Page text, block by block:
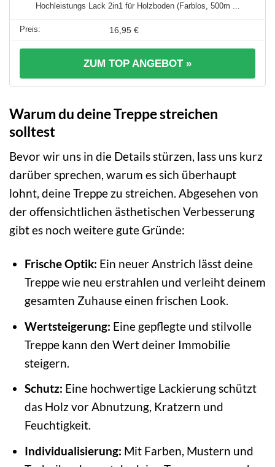
Hochleistungs Lack 2in1 für Holzboden (Farblos, 500m ...
16,95 €
ZUM TOP ANGEBOT »
Warum du deine Treppe streichen
solltest
Bevor wir uns in die Details stürzen, lass uns kurz
darüber sprechen, warum es sich überhaupt
lohnt, deine Treppe zu streichen. Abgesehen von
der offensichtlichen ästhetischen Verbesserung
gibt es noch weitere gute Gründe:
Frische Optik: Ein neuer Anstrich lässt deine
Treppe wie neu erstrahlen und verleiht deinem
gesamten Zuhause einen frischen Look.
Wertsteigerung: Eine gepflegte und stilvolle
Treppe kann den Wert deiner Immobilie
steigern.
Schutz: Eine hochwertige Lackierung schützt
das Holz vor Abnutzung, Kratzern und
Feuchtigkeit.
Individualisierung: Mit Farben, Mustern und